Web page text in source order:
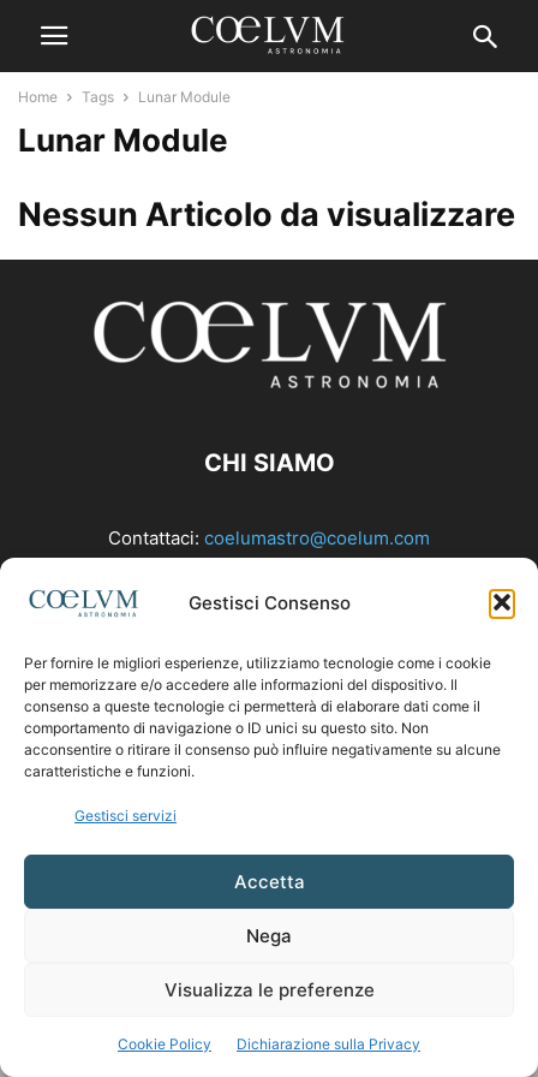
Gestisci Consenso
Per fornire le migliori esperienze, utilizziamo tecnologie come i cookie
per memorizzare e/o accedere alle informazioni del dispositivo. Il
consenso a queste tecnologie ci permetterà di elaborare dati come il
comportamento di navigazione o ID unici su questo sito. Non
acconsentire o ritirare il consenso può influire negativamente su alcune
caratteristiche e funzioni.
Gestisci servizi
Accetta
Nega
Visualizza le preferenze
Cookie Policy Dichiarazione sulla Privacy
Home Tags Lunar Module
Lunar Module
Nessun Articolo da visualizzare
CHI SIAMO
Contattaci: coelumastro@coelum.com
SEGUICI